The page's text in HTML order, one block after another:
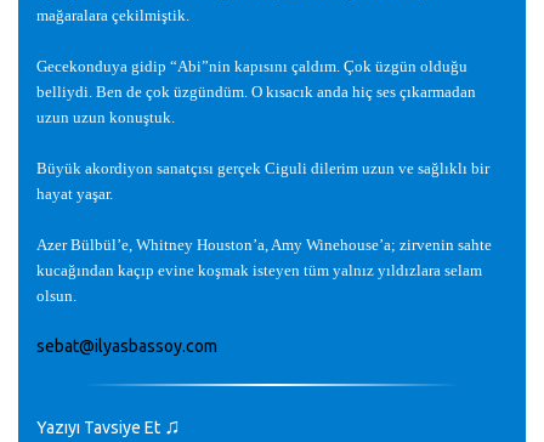
mağaralara çekilmiştik.
Gecekonduya gidip “Abi”nin kapısını çaldım. Çok üzgün olduğu
belliydi. Ben de çok üzgündüm. O kısacık anda hiç ses çıkarmadan
uzun uzun konuştuk.
Büyük akordiyon sanatçısı gerçek Ciguli dilerim uzun ve sağlıklı bir
hayat yaşar.
Azer Bülbül’e, Whitney Houston’a, Amy Winehouse’a; zirvenin sahte
kucağından kaçıp evine koşmak isteyen tüm yalnız yıldızlara selam
olsun.
sebat@ilyasbassoy.com
Yazıyı Tavsiye Et ♫